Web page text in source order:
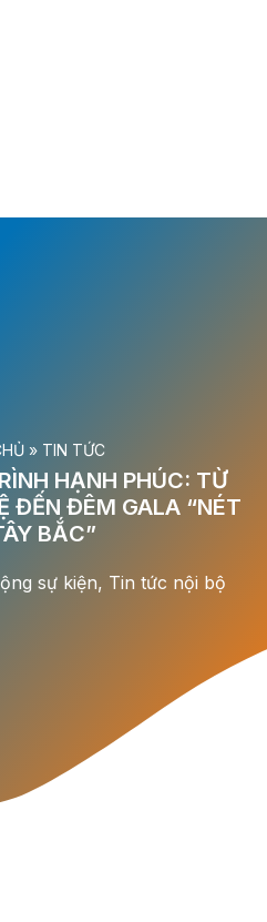
» TIN TỨC
HẠNH PHÚC: TỪ
ĐẾN ĐÊM GALA “NÉT
BẮC”
sự kiện, Tin tức nội bộ